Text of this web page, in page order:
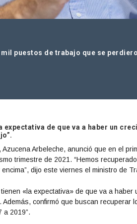
puestos de trabajo que se
de que va a haber un
Arbeleche, anunció que en el
trimestre de 2021. “Hemos
dijo este viernes el ministro de
«la expectativa» de que va a haber
confirmó que buscan recuperar
a 2019”.